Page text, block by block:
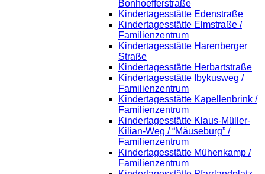
Bonhoefferstraße
Kindertagesstätte Edenstraße
Kindertagesstätte Elmstraße /
Familienzentrum
Kindertagesstätte Harenberger
Straße
Kindertagesstätte Herbartstraße
Kindertagesstätte Ibykusweg /
Familienzentrum
Kindertagesstätte Kapellenbrink /
Familienzentrum
Kindertagesstätte Klaus-Müller-
Kilian-Weg / “Mäuseburg” /
Familienzentrum
Kindertagesstätte Mühenkamp /
Familienzentrum